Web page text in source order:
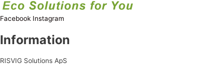
Facebook Instagram
Information
RISVIG Solutions ApS